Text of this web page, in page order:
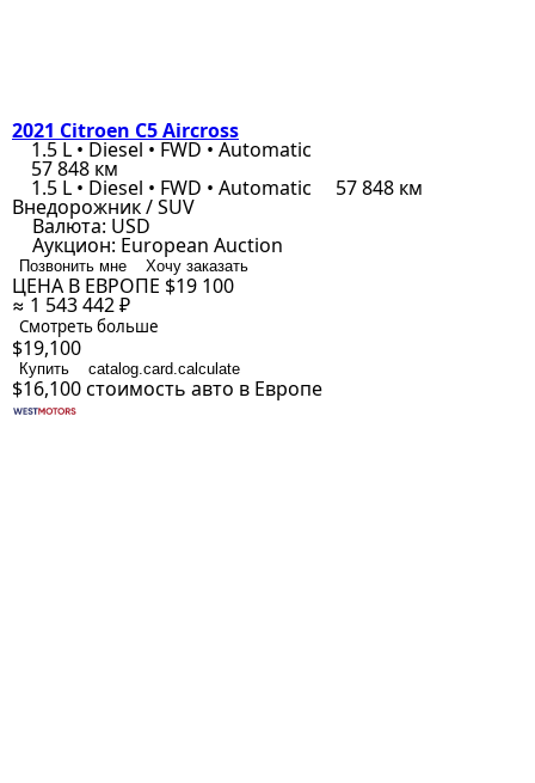
2021 Citroen C5 Aircross
1.5 L • Diesel • FWD • Automatic
57 848 км
1.5 L • Diesel • FWD • Automatic 57 848 км
Внедорожник / SUV
Валюта: USD
Аукцион: European Auction
Позвонить мне Хочу заказать
ЦЕНА В ЕВРОПЕ $19 100
≈ 1 543 442 ₽
Смотреть больше
$19,100
Купить catalog.card.calculate
$16,100стоимость авто в Европе